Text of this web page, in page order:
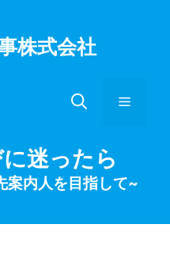
株式会社
メ
迷ったら
案内人を目指して~